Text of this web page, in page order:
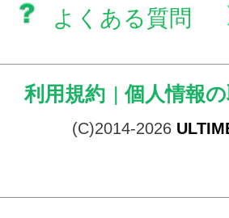
よくある質問
利用規約 | 個人情報
(C)2014-2026